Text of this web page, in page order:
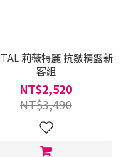
莉薇特麗 抗皺精露新
客組
NT$2,520
NT$3,490